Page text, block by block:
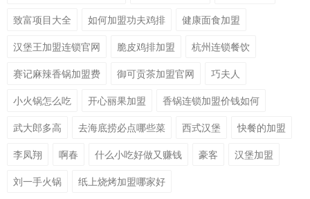
致富项目大全
如何加盟功夫鸡排
健康面食加盟
汉堡王加盟连锁官网
脆皮鸡排加盟
杭州连锁餐饮
赛记麻辣香锅加盟费
御可贡茶加盟官网
巧夫人
小火锅怎么吃
开心丽果加盟
香锅连锁加盟价钱如何
武大郎多高
去海底捞必点哪些菜 西式汉堡
快餐的加盟
李凤翔
啊春 什么小吃好做又赚钱 豪客
汉堡加盟
刘一手火锅
纸上烧烤加盟哪家好